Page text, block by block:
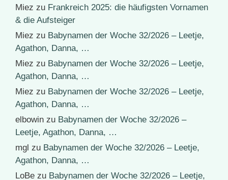
Miez zu Frankreich 2025: die häufigsten Vornamen
& die Aufsteiger
Miez zu Babynamen der Woche 32/2026 – Leetje,
Agathon, Danna, …
Miez zu Babynamen der Woche 32/2026 – Leetje,
Agathon, Danna, …
Miez zu Babynamen der Woche 32/2026 – Leetje,
Agathon, Danna, …
elbowin zu Babynamen der Woche 32/2026 –
Leetje, Agathon, Danna, …
mgl zu Babynamen der Woche 32/2026 – Leetje,
Agathon, Danna, …
LoBe zu Babynamen der Woche 32/2026 – Leetje,